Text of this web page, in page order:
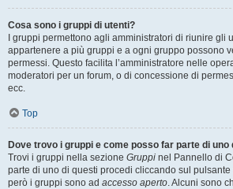
Cosa sono i gruppi di utenti?
I gruppi permettono agli amministratori di riunire gli
appartenere a più gruppi e a ogni gruppo possono
permessi. Questo facilita l’amministratore nelle
moderatori per un forum, o di concessione di
ecc.
Top
Dove trovo i gruppi e come posso far parte di uno
Trovi i gruppi nella sezione Gruppi nel Pannello di
parte di uno di questi procedi cliccando sul
però i gruppi sono ad accesso aperto. Alcuni sono